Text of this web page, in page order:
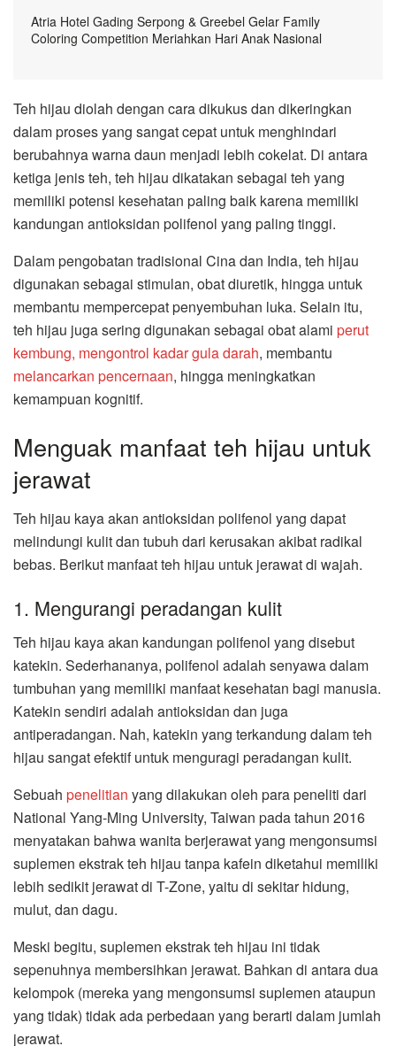
Atria Hotel Gading Serpong & Greebel Gelar Family
Coloring Competition Meriahkan Hari Anak Nasional
Teh hijau diolah dengan cara dikukus dan dikeringkan
dalam proses yang sangat cepat untuk menghindari
berubahnya warna daun menjadi lebih cokelat. Di antara
ketiga jenis teh, teh hijau dikatakan sebagai teh yang
memiliki potensi kesehatan paling baik karena memiliki
kandungan antioksidan polifenol yang paling tinggi.
Dalam pengobatan tradisional Cina dan India, teh hijau
digunakan sebagai stimulan, obat diuretik, hingga untuk
membantu mempercepat penyembuhan luka. Selain itu,
teh hijau juga sering digunakan sebagai obat alami perut
kembung, mengontrol kadar gula darah, membantu
melancarkan pencernaan, hingga meningkatkan
kemampuan kognitif.
Menguak manfaat teh hijau untuk
jerawat
Teh hijau kaya akan antioksidan polifenol yang dapat
melindungi kulit dan tubuh dari kerusakan akibat radikal
bebas. Berikut manfaat teh hijau untuk jerawat di wajah.
1. Mengurangi peradangan kulit
Teh hijau kaya akan kandungan polifenol yang disebut
katekin. Sederhananya, polifenol adalah senyawa dalam
tumbuhan yang memiliki manfaat kesehatan bagi manusia.
Katekin sendiri adalah antioksidan dan juga
antiperadangan. Nah, katekin yang terkandung dalam teh
hijau sangat efektif untuk menguragi peradangan kulit.
Sebuah penelitian yang dilakukan oleh para peneliti dari
National Yang-Ming University, Taiwan pada tahun 2016
menyatakan bahwa wanita berjerawat yang mengonsumsi
suplemen ekstrak teh hijau tanpa kafein diketahui memiliki
lebih sedikit jerawat di T-Zone, yaitu di sekitar hidung,
mulut, dan dagu.
Meski begitu, suplemen ekstrak teh hijau ini tidak
sepenuhnya membersihkan jerawat. Bahkan di antara dua
kelompok (mereka yang mengonsumsi suplemen ataupun
yang tidak) tidak ada perbedaan yang berarti dalam jumlah
jerawat.